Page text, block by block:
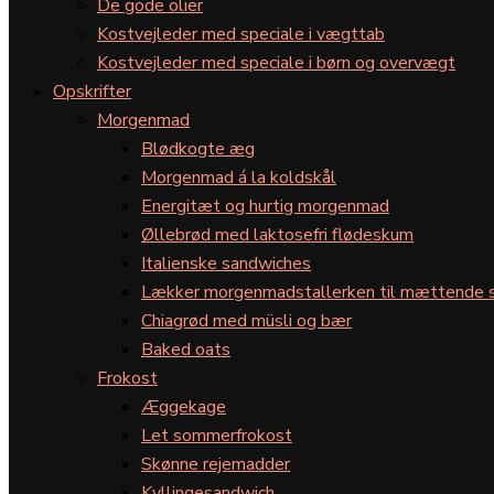
De gode olier
Kostvejleder med speciale i vægttab
Kostvejleder med speciale i børn og overvægt
Opskrifter
Morgenmad
Blødkogte æg
Morgenmad á la koldskål
Energitæt og hurtig morgenmad
Øllebrød med laktosefri flødeskum
Italienske sandwiches
Lækker morgenmadstallerken til mættende
Chiagrød med müsli og bær
Baked oats
Frokost
Æggekage
Let sommerfrokost
Skønne rejemadder